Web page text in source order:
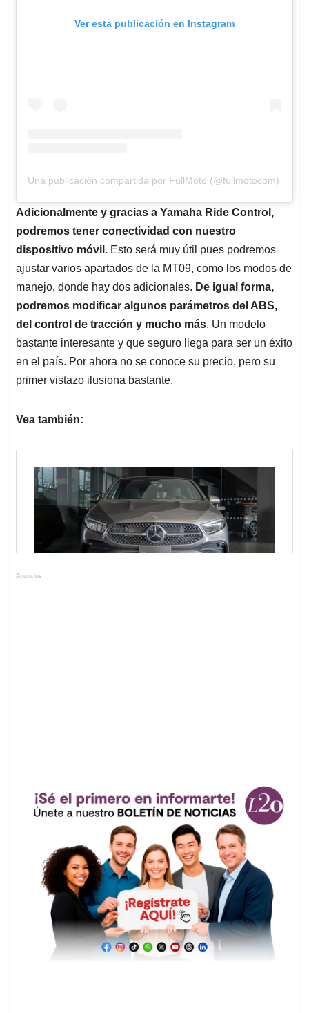
Ver esta publicación en Instagram
Una publicación compartida por FullMoto (@fullmotocom)
Adicionalmente y gracias a Yamaha Ride Control,
podremos tener conectividad con nuestro
dispositivo móvil. Esto será muy útil pues podremos
ajustar varios apartados de la MT09, como los modos de
manejo, donde hay dos adicionales. De igual forma,
podremos modificar algunos parámetros del ABS,
del control de tracción y mucho más. Un modelo
bastante interesante y que seguro llega para ser un éxito
en el país. Por ahora no se conoce su precio, pero su
primer vistazo ilusiona bastante.
Vea también:
Anuncios.